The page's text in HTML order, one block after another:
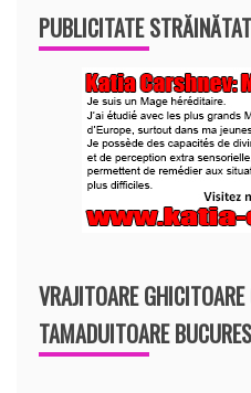
PUBLICITATE
VRAJITOARE
TAMADUITOARE